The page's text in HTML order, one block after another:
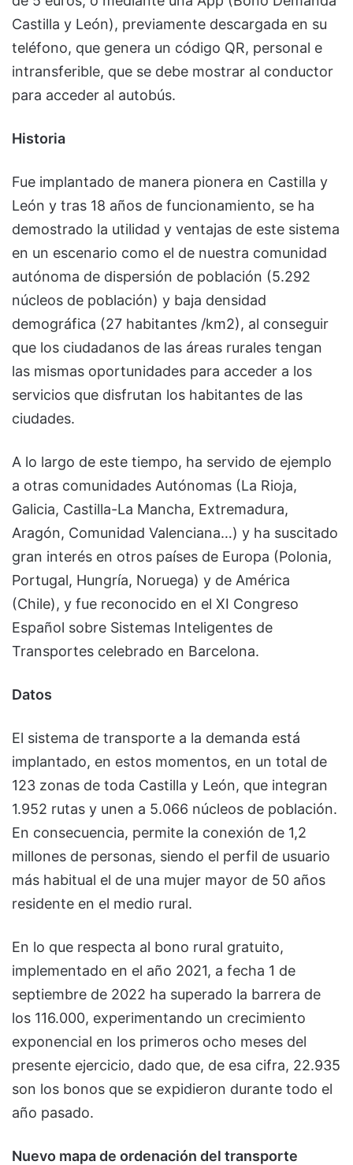
Castilla y León), previamente descargada en su
teléfono, que genera un código QR, personal e
intransferible, que se debe mostrar al conductor
para acceder al autobús.
Historia
Fue implantado de manera pionera en Castilla y
León y tras 18 años de funcionamiento, se ha
demostrado la utilidad y ventajas de este sistema
en un escenario como el de nuestra comunidad
autónoma de dispersión de población (5.292
núcleos de población) y baja densidad
demográfica (27 habitantes /km2), al conseguir
que los ciudadanos de las áreas rurales tengan
las mismas oportunidades para acceder a los
servicios que disfrutan los habitantes de las
ciudades.
A lo largo de este tiempo, ha servido de ejemplo
a otras comunidades Autónomas (La Rioja,
Galicia, Castilla-La Mancha, Extremadura,
Aragón, Comunidad Valenciana…) y ha suscitado
gran interés en otros países de Europa (Polonia,
Portugal, Hungría, Noruega) y de América
(Chile), y fue reconocido en el XI Congreso
Español sobre Sistemas Inteligentes de
Transportes celebrado en Barcelona.
Datos
El sistema de transporte a la demanda está
implantado, en estos momentos, en un total de
123 zonas de toda Castilla y León, que integran
1.952 rutas y unen a 5.066 núcleos de población.
En consecuencia, permite la conexión de 1,2
millones de personas, siendo el perfil de usuario
más habitual el de una mujer mayor de 50 años
residente en el medio rural.
En lo que respecta al bono rural gratuito,
implementado en el año 2021, a fecha 1 de
septiembre de 2022 ha superado la barrera de
los 116.000, experimentando un crecimiento
exponencial en los primeros ocho meses del
presente ejercicio, dado que, de esa cifra, 22.935
son los bonos que se expidieron durante todo el
año pasado.
Nuevo mapa de ordenación del transporte